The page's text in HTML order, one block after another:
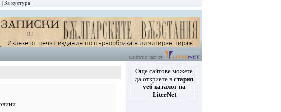
За култура
Сайтът е част от
Още сайтове можете
да откриете в стария
уеб каталог на
LiterNet